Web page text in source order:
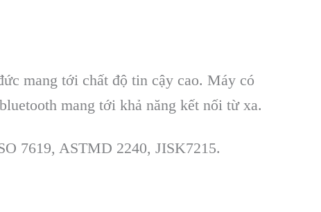
mang tới chất độ tin cậy cao. Máy có
mang tới khả năng kết nối từ xa.
7619, ASTMD 2240, JISK7215.